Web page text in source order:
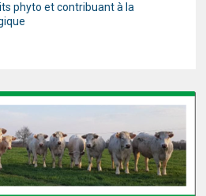
phyto et contribuant à la